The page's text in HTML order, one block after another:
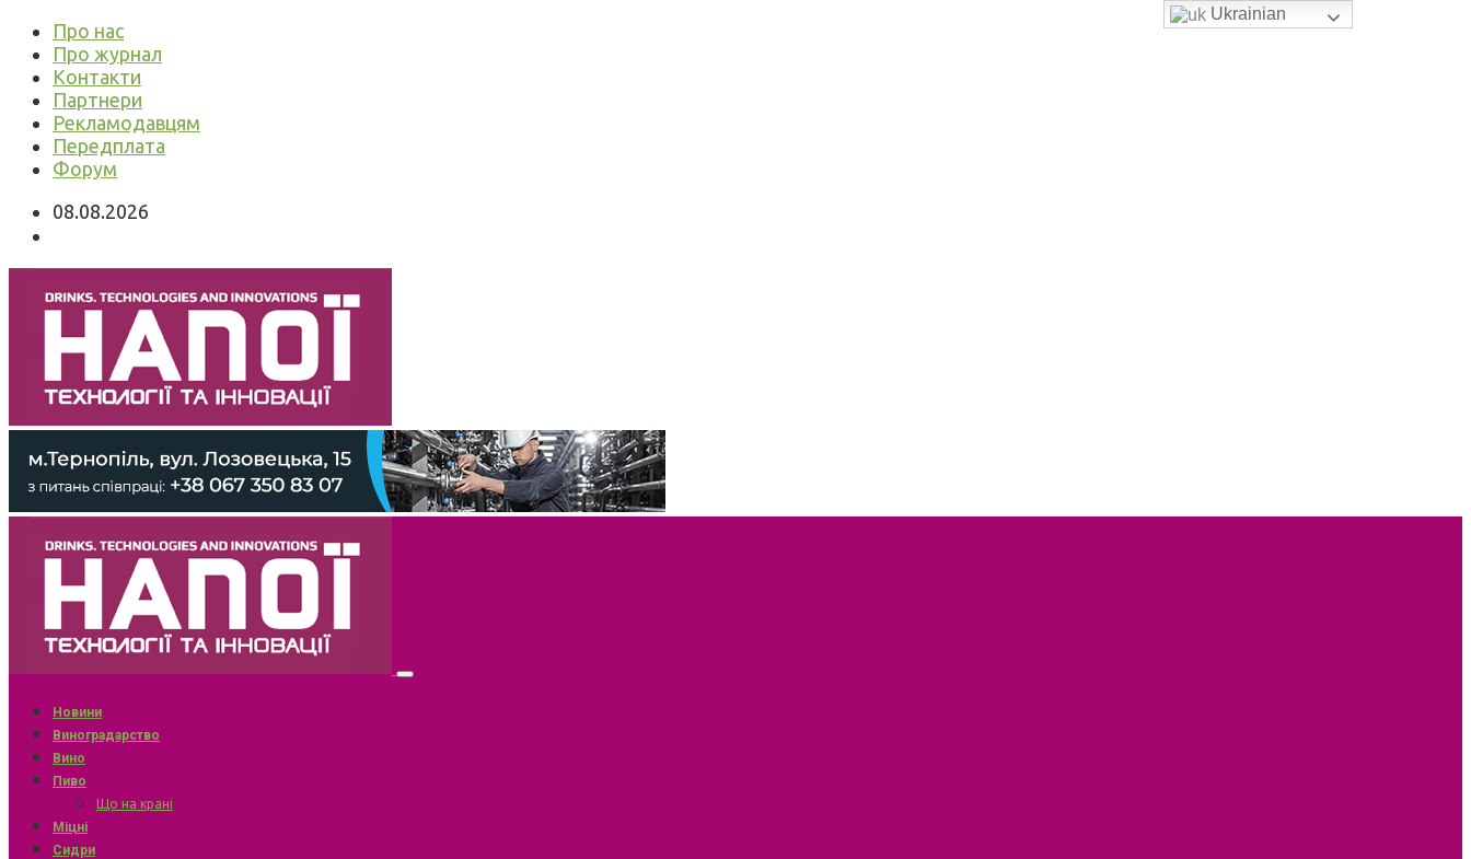
Про нас
Про журнал
Контакти
Партнери
Рекламодавцям
Передплата
Форум
08.08.2026
Новини
Виноградарство
Вино
Пиво
Що на крані
Міцні
Сидри
Ukrainian